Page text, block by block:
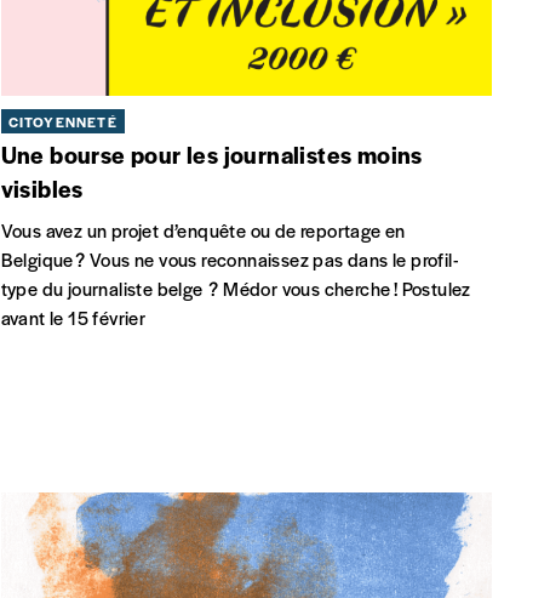
CITOYENNETÉ
Une bourse pour les journalistes moins
visibles
Vous avez un projet d’enquête ou de reportage en
Belgique ? Vous ne vous reconnaissez pas dans le profil-
type du journaliste belge ? Médor vous cherche ! Postulez
avant le 15 février